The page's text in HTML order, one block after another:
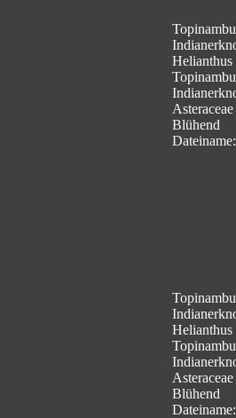
Helianthus
Asteraceae
Blühend
Helianthus
Asteraceae
Blühend